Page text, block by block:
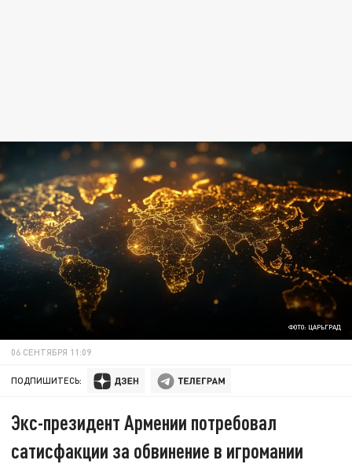
ФОТО: ЦАРЬГРАД
06 СЕНТЯБРЯ 11:09
ПОДПИШИТЕСЬ:
Экс-президент Армении потребовал
сатисфакции за обвинение в игромании